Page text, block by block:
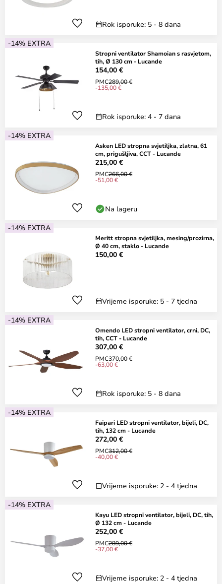
Rok isporuke: 5 - 8 dana
-14% EXTRA
Stropni ventilator Shamoian s rasvjetom,
tih, Ø 130 cm - Lucande
154,00 €
PMC289,00 €
-135,00 €
Rok isporuke: 4 - 7 dana
-14% EXTRA
Asken LED stropna svjetiljka, zlatna, 61
cm, prigušljiva, CCT - Lucande
215,00 €
PMC266,00 €
-51,00 €
Na lageru
-14% EXTRA
Meritt stropna svjetiljka, mesing/prozirna,
Ø 40 cm, staklo - Lucande
150,00 €
Vrijeme isporuke: 5 - 7 tjedna
-14% EXTRA
Omendo LED stropni ventilator, crni, DC,
tih, CCT - Lucande
307,00 €
PMC370,00 €
-63,00 €
Rok isporuke: 5 - 8 dana
-14% EXTRA
Faipari LED stropni ventilator, bijeli, DC,
tih, 132 cm - Lucande
272,00 €
PMC312,00 €
-40,00 €
Vrijeme isporuke: 2 - 4 tjedna
-14% EXTRA
Kayu LED stropni ventilator, bijeli, DC, tih,
Ø 132 cm - Lucande
252,00 €
PMC289,00 €
-37,00 €
Vrijeme isporuke: 2 - 4 tjedna